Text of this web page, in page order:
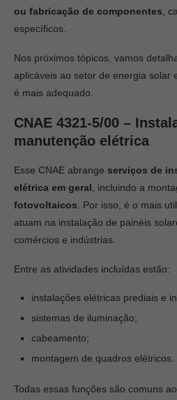
ou fabricação de componentes ,
específicos.
Nos próximos tópicos, vamos
aplicáveis ao setor de energia solar
é mais adequado.
CNAE 4321-5/00 –
manutenção elétrica
Esse CNAE abrange serviços de
elétrica em geral , incluindo a
fotovoltaicos . Por isso, é o mais
atuam na instalação de painéis
comércios e indústrias.
Entre as atividades incluídas estão:
instalações elétricas prediais e
sistemas de iluminação;
cabeamento;
montagem de quadros elétricos.
Todas essas funções são comuns